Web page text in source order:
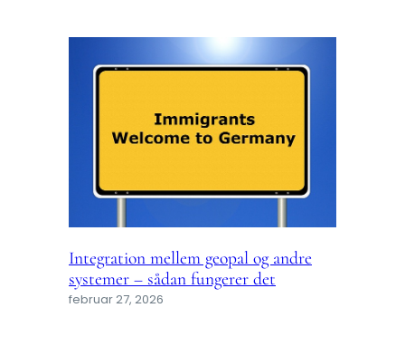
Integration mellem geopal og andre
systemer – sådan fungerer det
februar 27, 2026